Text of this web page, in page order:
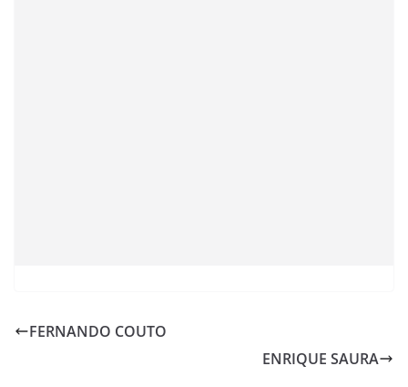
FERNANDO COUTO
ENRIQUE SAURA